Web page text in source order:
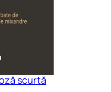
scurtă